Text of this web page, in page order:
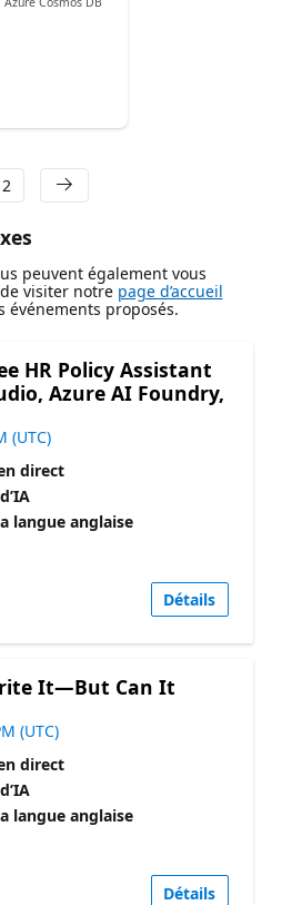
2
peuvent également vous
visiter notre page d’accueil
proposés.
HR Policy Assistant
Azure AI Foundry,
(UTC)
direct
langue anglaise
Détails
It—But Can It
(UTC)
direct
langue anglaise
Détails